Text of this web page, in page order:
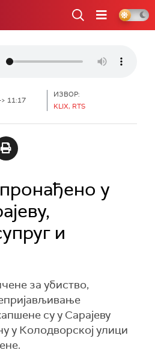
11:17
ИЗВОР:
KLIX, RTS
у
и
за убиство,
су у Сарајеву
у Колодворској улици